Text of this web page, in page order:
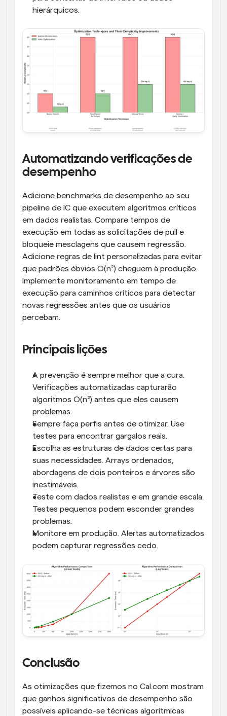
hierárquicos.
Automatizando verificações de
desempenho
Adicione benchmarks de desempenho ao seu
pipeline de IC que executem algoritmos críticos
em dados realistas. Compare tempos de
execução em todas as solicitações de pull e
bloqueie mesclagens que causem regressão.
Adicione regras de lint personalizadas para evitar
que padrões óbvios O(n²) cheguem à produção.
Implemente monitoramento em tempo de
execução para caminhos críticos para detectar
novas regressões antes que os usuários
percebam.
Principais lições
A prevenção é sempre melhor que a cura.
Verificações automatizadas capturarão
algoritmos O(n²) antes que eles causem
problemas.
Sempre faça perfis antes de otimizar. Use
testes para encontrar gargalos reais.
Escolha as estruturas de dados certas para
suas necessidades. Arrays ordenados,
abordagens de dois ponteiros e árvores são
inestimáveis.
Teste com dados realistas e em grande escala.
Testes pequenos podem esconder grandes
problemas.
Monitore em produção. Alertas automatizados
podem capturar regressões cedo.
Conclusão
As otimizações que fizemos no Cal.com mostram
que ganhos significativos de desempenho são
possíveis aplicando-se técnicas algorítmicas